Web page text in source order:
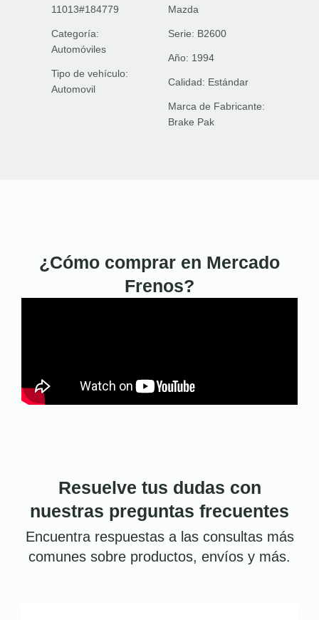
11013#184779
Categoría:
Automóviles
Tipo de vehículo:
Automovil
Mazda
Serie: B2600
Año: 1994
Calidad: Estándar
Marca de Fabricante:
Brake Pak
¿Cómo comprar en Mercado
Frenos?
Resuelve tus dudas con
nuestras preguntas frecuentes
Encuentra respuestas a las consultas más
comunes sobre productos, envíos y más.